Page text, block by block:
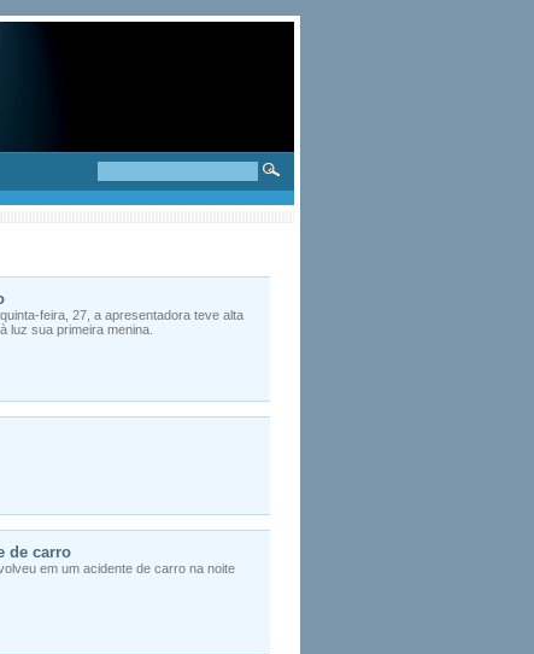
feira, 27, a apresentadora teve alta
luz sua primeira menina.
de carro
em um acidente de carro na noite